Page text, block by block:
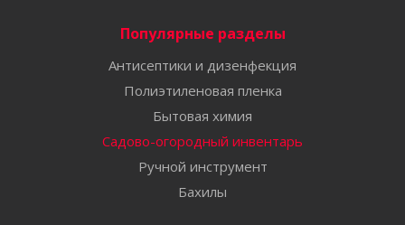
Популярные разделы
Антисептики и дизенфекция
Полиэтиленовая пленка
Бытовая химия
Садово-огородный инвентарь
Ручной инструмент
Бахилы